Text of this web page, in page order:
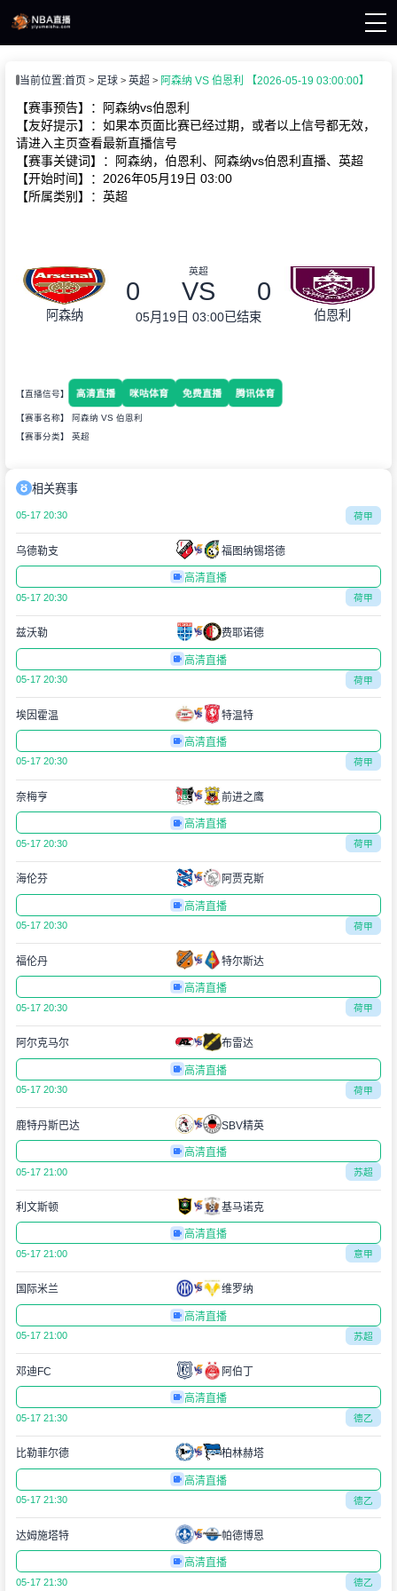
播
当前位置:首页 足球 英超 阿森纳 VS 伯恩利 【2026-05-19 03:00:00】
【赛事预告】：阿森纳vs伯恩利
【友好提示】：如果本页面比赛已经过期，或者以上信号都无效，
请进入主页查看最新直播信号
【赛事关键词】：阿森纳，伯恩利、阿森纳vs伯恩利直播、英超
【开始时间】：2026年05月19日 03:00
【所属类别】：英超
阿森纳
英超
0 VS 0
05月19日 03:00已结束 伯恩利
【直播信号】 高清直播 咪咕体育 免费直播 腾讯体育
【赛事名称】 阿森纳 VS 伯恩利
【赛事分类】 英超
相关赛事
05-17 20:30 荷甲
乌德勒支 福图纳锡塔德
高清直播
05-17 20:30 荷甲
兹沃勒 费耶诺德
高清直播
05-17 20:30 荷甲
埃因霍温 特温特
高清直播
05-17 20:30 荷甲
奈梅亨 前进之鹰
高清直播
05-17 20:30 荷甲
海伦芬 阿贾克斯
高清直播
05-17 20:30 荷甲
福伦丹 特尔斯达
高清直播
05-17 20:30 荷甲
阿尔克马尔 布雷达
高清直播
05-17 20:30 荷甲
鹿特丹斯巴达 SBV精英
高清直播
05-17 21:00 苏超
利文斯顿 基马诺克
高清直播
05-17 21:00 意甲
国际米兰 维罗纳
高清直播
05-17 21:00 苏超
邓迪FC 阿伯丁
高清直播
05-17 21:30 德乙
比勒菲尔德 柏林赫塔
高清直播
05-17 21:30 德乙
达姆施塔特 帕德博恩
高清直播
05-17 21:30 德乙